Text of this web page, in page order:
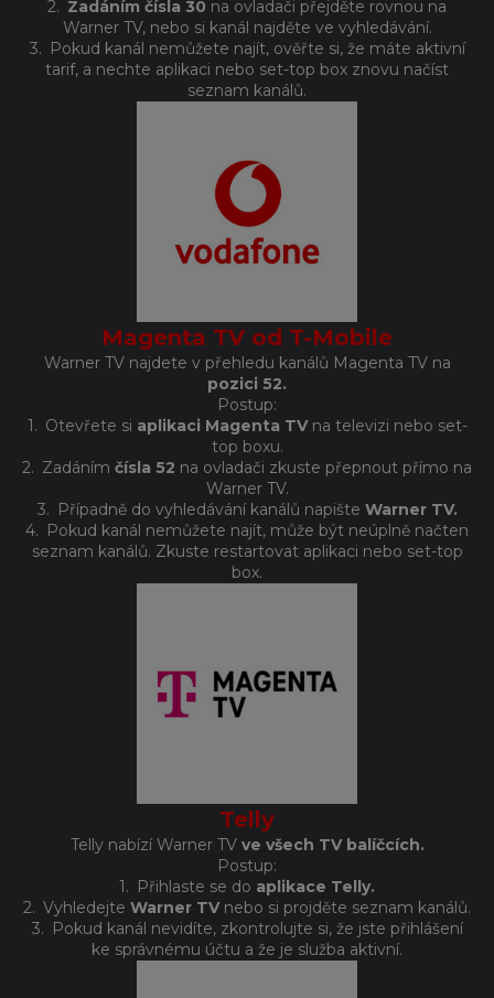
2. Zadáním čísla 30 na ovladači přejděte rovnou na
Warner TV, nebo si kanál najděte ve vyhledávání.
3. Pokud kanál nemůžete najít, ověřte si, že máte aktivní
tarif, a nechte aplikaci nebo set-top box znovu načíst
seznam kanálů.
Magenta TV od T-Mobile
Warner TV najdete v přehledu kanálů Magenta TV na
pozici 52.
Postup:
1. Otevřete si aplikaci Magenta TVna televizi nebo set-
top boxu.
2. Zadáním čísla 52 na ovladači zkuste přepnout přímo na
Warner TV.
3. Případně do vyhledávání kanálů napište Warner TV.
4. Pokud kanál nemůžete najít, může být neúplně načten
seznam kanálů. Zkuste restartovat aplikaci nebo set-top
box.
Telly
Telly nabízí Warner TV ve všech TV balíčcích.
Postup:
1. Přihlaste se do aplikace Telly.
2. Vyhledejte Warner TVnebo si projděte seznam kanálů.
3. Pokud kanál nevidíte, zkontrolujte si, že jste přihlášení
ke správnému účtu a že je služba aktivní.